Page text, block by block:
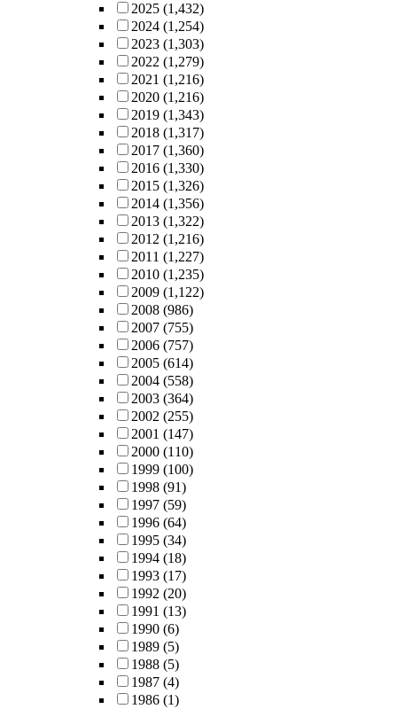
2025 (1,432)
2024 (1,254)
2023 (1,303)
2022 (1,279)
2021 (1,216)
2020 (1,216)
2019 (1,343)
2018 (1,317)
2017 (1,360)
2016 (1,330)
2015 (1,326)
2014 (1,356)
2013 (1,322)
2012 (1,216)
2011 (1,227)
2010 (1,235)
2009 (1,122)
2008 (986)
2007 (755)
2006 (757)
2005 (614)
2004 (558)
2003 (364)
2002 (255)
2001 (147)
2000 (110)
1999 (100)
1998 (91)
1997 (59)
1996 (64)
1995 (34)
1994 (18)
1993 (17)
1992 (20)
1991 (13)
1990 (6)
1989 (5)
1988 (5)
1987 (4)
1986 (1)